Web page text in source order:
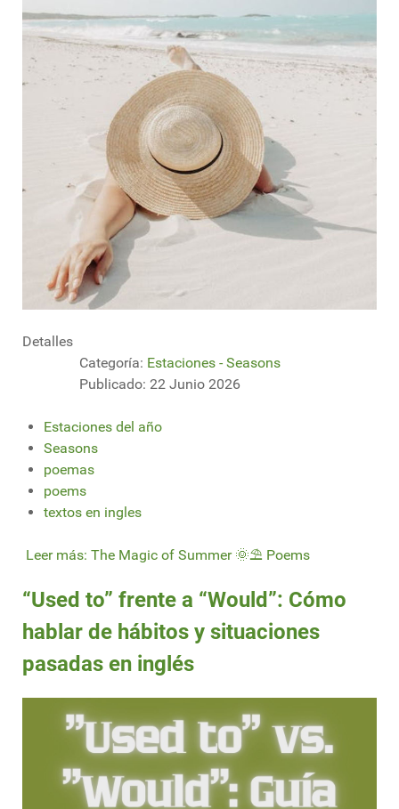
Detalles
Categoría: Estaciones - Seasons
Publicado: 22 Junio 2026
Estaciones del año
Seasons
poemas
poems
textos en ingles
Leer más: The Magic of Summer 🌞⛱ Poems
“Used to” frente a “Would”: Cómo
hablar de hábitos y situaciones
pasadas en inglés